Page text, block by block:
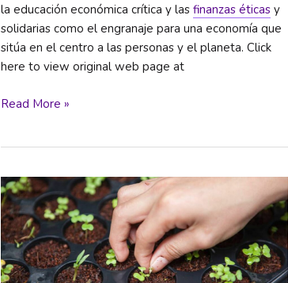
la educación económica crítica y las finanzas éticasy
solidarias como el engranaje para una economía que
sitúa en el centro a las personas y el planeta. Click
here to view original web page at
Red
en
Finanzas
Éticas
y
Solidarias
(RedEFES)
Read More »